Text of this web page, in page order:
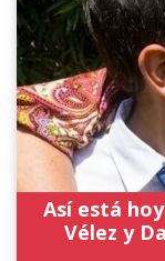
Así está
Vélez y